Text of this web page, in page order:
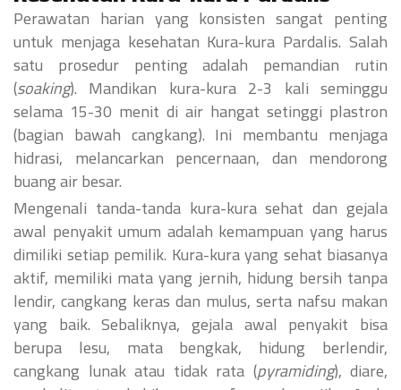
Perawatan harian yang konsisten sangat penting
untuk menjaga kesehatan Kura-kura Pardalis. Salah
satu prosedur penting adalah pemandian rutin
(soaking). Mandikan kura-kura 2-3 kali seminggu
selama 15-30 menit di air hangat setinggi plastron
(bagian bawah cangkang). Ini membantu menjaga
hidrasi, melancarkan pencernaan, dan mendorong
buang air besar.
Mengenali tanda-tanda kura-kura sehat dan gejala
awal penyakit umum adalah kemampuan yang harus
dimiliki setiap pemilik. Kura-kura yang sehat biasanya
aktif, memiliki mata yang jernih, hidung bersih tanpa
lendir, cangkang keras dan mulus, serta nafsu makan
yang baik. Sebaliknya, gejala awal penyakit bisa
berupa lesu, mata bengkak, hidung berlendir,
cangkang lunak atau tidak rata (pyramiding), diare,